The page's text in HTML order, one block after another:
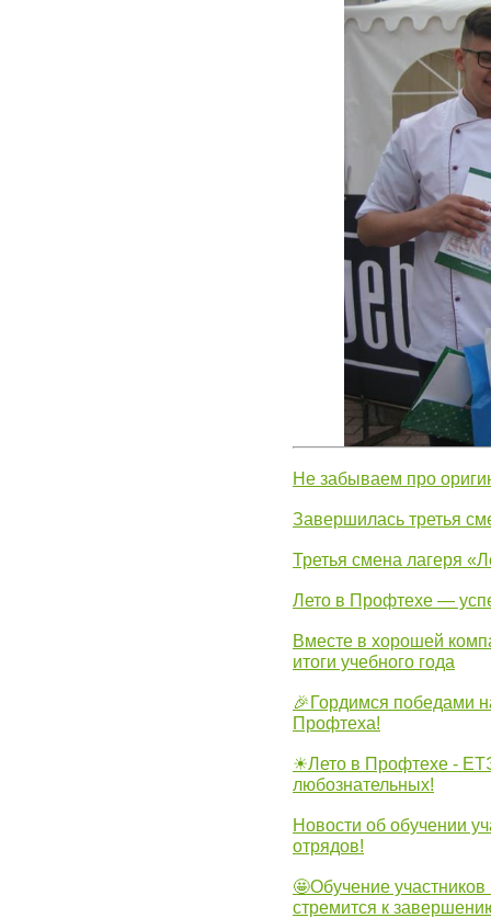
Не забываем про
Завершилась третья
Третья смена лагеря
Лето в Профтехе —
Вместе в хорошей
итоги учебного года
🎉Гордимся победами
Профтеха!
☀Лето в Профтехе -
любознательных!
Новости об обучении
отрядов!
🤩Обучение участников
стремится к